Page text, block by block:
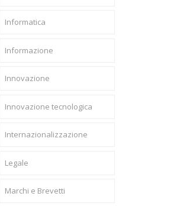
Informatica
Informazione
Innovazione
Innovazione tecnologica
Internazionalizzazione
Legale
Marchi e Brevetti